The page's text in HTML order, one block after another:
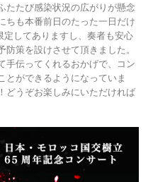
たたび感染状況の広がりが懸念
ちも本番前日のたった一日だけ
定してありますし、奏者も安心
策を設けさせて頂きました。
手伝ってくれるおかげで、コン
とができるようになっていま
どうぞお楽しみにいただければ